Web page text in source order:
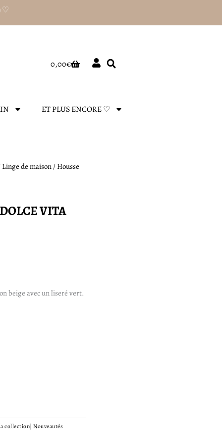
♡
0,00€Panier
ET PLUS ENCORE ♡
Linge de maison/ Housse
VITA
beige avec un liseré vert.
collection| Nouveautés